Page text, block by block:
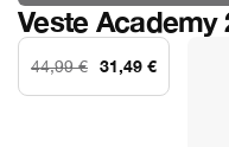
Veste Academy
31,49 €
44,99 €